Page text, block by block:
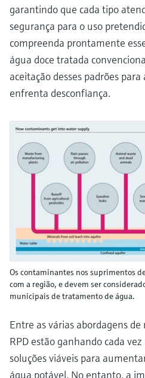
garantindo que cada tipo
segurança para o uso
compreenda prontamente
água doce tratada
aceitação desses padrões
enfrenta desconfiança.
Os contaminantes nos suprimentos
com a região, e devem ser
municipais de tratamento de água.
Entre as várias abordagens de
RPD estão ganhando cada
soluções viáveis para
água potável. No entanto, a